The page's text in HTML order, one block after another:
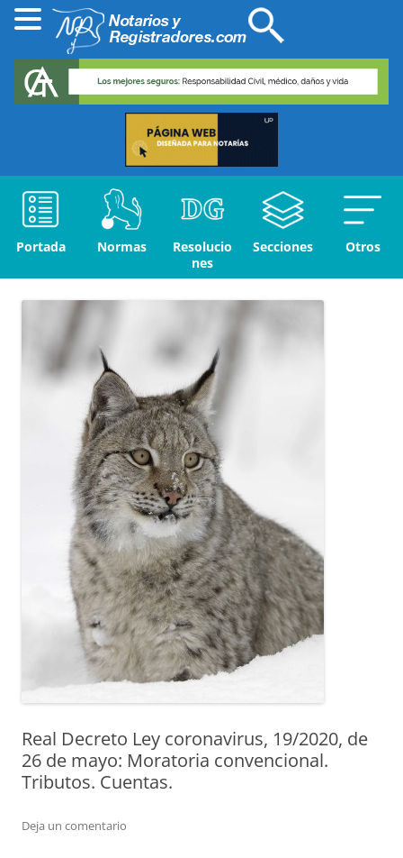
Portada Normas
Resolucio
nes
Secciones Otros
Real Decreto Ley coronavirus, 19/2020, de
26 de mayo: Moratoria convencional.
Tributos. Cuentas.
Deja un comentario